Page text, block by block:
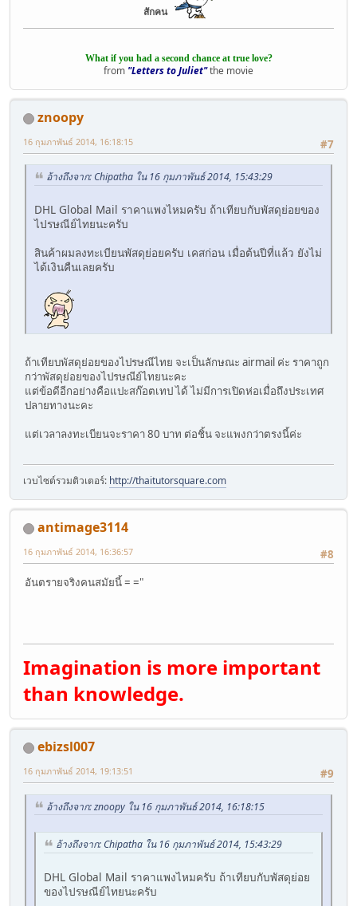
สักคน
What if you had a second chance at true love?
from "Letters to Juliet"the movie
znoopy
#7
16 กุมภาพันธ์ 2014, 16:18:15
อ้างถึงจาก: Chipatha ใน 16 กุมภาพันธ์ 2014, 15:43:29
DHL Global Mail ราคาแพงไหมครับ ถ้าเทียบกับพัสดุย่อยของ
ไปรษณีย์ไทยนะครับ
สินค้าผมลงทะเบียนพัสดุย่อยครับ เคสก่อน เมื่อต้นปีที่แล้ว ยังไม่
ได้เงินคืนเลยครับ
ถ้าเทียบพัสดุย่อยของไปรษณีไทย จะเป็นลักษณะ airmail ค่ะ ราคาถูก
กว่าพัสดุย่อยของไปรษณีย์ไทยนะคะ
แต่ข้อดีอีกอย่างคือแปะสก๊อตเทป ได้ ไม่มีการเปิดห่อเมื่อถึงประเทศ
ปลายทางนะคะ
แต่เวลาลงทะเบียนจะราคา 80 บาท ต่อชิ้น จะแพงกว่าตรงนี้ค่ะ
เวบไซต์รวมติวเตอร์: http://thaitutorsquare.com
antimage3114
#8
16 กุมภาพันธ์ 2014, 16:36:57
อันตรายจริงคนสมัยนี้ = ="
Imagination is more important
than knowledge.
ebizsl007
#9
16 กุมภาพันธ์ 2014, 19:13:51
อ้างถึงจาก: znoopy ใน 16 กุมภาพันธ์ 2014, 16:18:15
อ้างถึงจาก: Chipatha ใน 16 กุมภาพันธ์ 2014, 15:43:29
DHL Global Mail ราคาแพงไหมครับ ถ้าเทียบกับพัสดุย่อย
ของไปรษณีย์ไทยนะครับ